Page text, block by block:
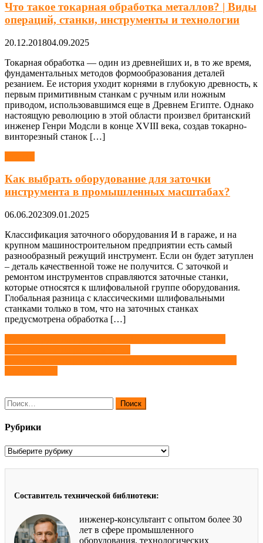
Что такое токарная обработка металлов? | Виды
операций, станки, инструменты и технологии
20.12.201804.09.2025
Токарная обработка — один из древнейших и, в то же время,
фундаментальных методов формообразования деталей
резанием. Ее история уходит корнями в глубокую древность, к
первым примитивным станкам с ручным или ножным
приводом, использовавшимся еще в Древнем Египте. Однако
настоящую революцию в этой области произвел британский
инженер Генри Модсли в конце XVIII века, создав токарно-
винторезный станок […]
Как выбрать оборудование для заточки
инструмента в промышленных масштабах?
06.06.202309.01.2025
Классификация заточного оборудования И в гараже, и на
крупном машиностроительном предприятии есть самый
разнообразный режущий инструмент. Если он будет затуплен
– деталь качественной тоже не получится. С заточкой и
ремонтом инструментов справляются заточные станки,
которые относятся к шлифовальной группе оборудования.
Глобальная разница с классическими шлифовальными
станками только в том, что на заточных станках
предусмотрена обработка […]
Навигация
по
записям
Найти:
Рубрики
Рубрики
Составитель технической библиотеки:
инженер-консультант с опытом более 30
лет в сфере промышленного
оборудования, технологических